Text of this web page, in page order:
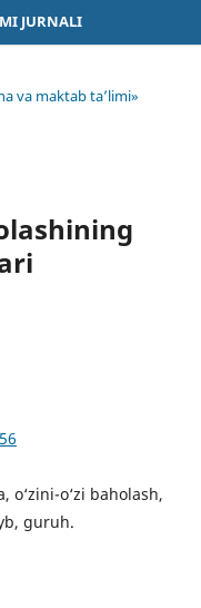
JURNALI
va maktab ta’limi»
o‘zini-o‘zi baholash,
guruh.